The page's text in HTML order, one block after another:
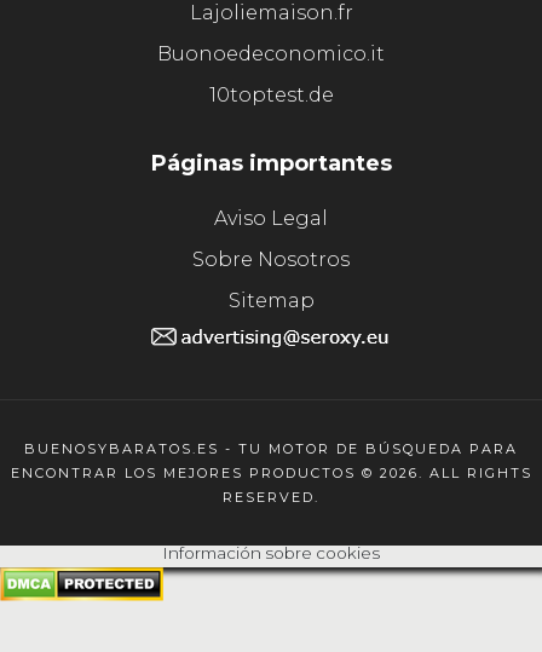
Lajoliemaison.fr
Buonoedeconomico.it
10toptest.de
Páginas importantes
Aviso Legal
Sobre Nosotros
Sitemap
BUENOSYBARATOS.ES - TU MOTOR DE BÚSQUEDA PARA
ENCONTRAR LOS MEJORES PRODUCTOS © 2026. ALL RIGHTS
RESERVED.
Información sobre cookies